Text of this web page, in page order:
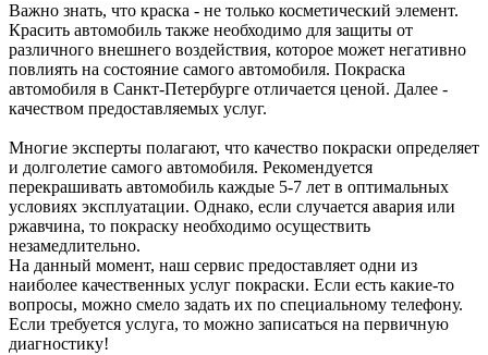
Важно знать, что краска - не только косметический элемент.
Красить автомобиль также необходимо для защиты от
различного внешнего воздействия, которое может негативно
повлиять на состояние самого автомобиля. Покраска
автомобиля в Санкт-Петербурге отличается ценой. Далее -
качеством предоставляемых услуг.
Многие эксперты полагают, что качество покраски определяет
и долголетие самого автомобиля. Рекомендуется
перекрашивать автомобиль каждые 5-7 лет в оптимальных
условиях эксплуатации. Однако, если случается авария или
ржавчина, то покраску необходимо осуществить
незамедлительно.
На данный момент, наш сервис предоставляет одни из
наиболее качественных услуг покраски. Если есть какие-то
вопросы, можно смело задать их по специальному телефону.
Если требуется услуга, то можно записаться на первичную
диагностику!